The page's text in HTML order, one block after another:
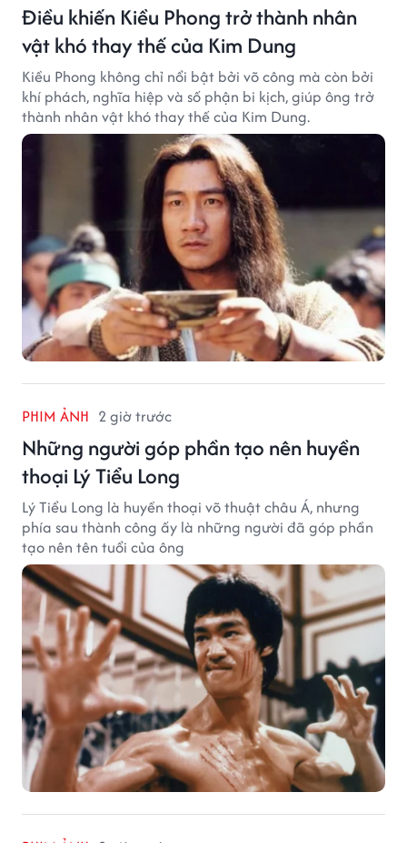
Điều khiến Kiều Phong trở thành nhân
vật khó thay thế của Kim Dung
Kiều Phong không chỉ nổi bật bởi võ công mà còn bởi
khí phách, nghĩa hiệp và số phận bi kịch, giúp ông trở
thành nhân vật khó thay thế của Kim Dung.
PHIM ẢNH 2 giờ trước
Những người góp phần tạo nên huyền
thoại Lý Tiểu Long
Lý Tiểu Long là huyền thoại võ thuật châu Á, nhưng
phía sau thành công ấy là những người đã góp phần
tạo nên tên tuổi của ông